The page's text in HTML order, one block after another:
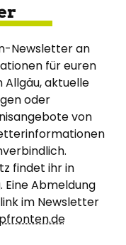
Newsletter an
für euren
aktuelle
oder
von
findet ihr in
. Eine Abmeldung
im Newsletter